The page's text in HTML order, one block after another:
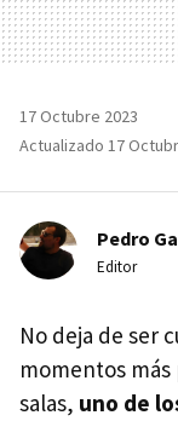
17 Octubre 2023
Actualizado 17
Pedro
Editor
No deja de ser
momentos
salas, uno de